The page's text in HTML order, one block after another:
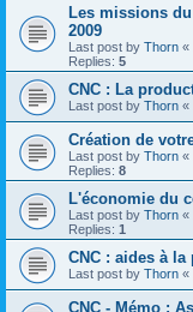
Les missions du
2009
Last post by Thorn «
Replies: 5
CNC : La
Last post by Thorn «
Création de
Last post by Thorn «
Replies: 8
L'économie du
Last post by Thorn «
Replies: 1
CNC : aides à
Last post by Thorn «
CNC - Mémo :